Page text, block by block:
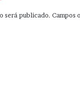
será publicado. Campos